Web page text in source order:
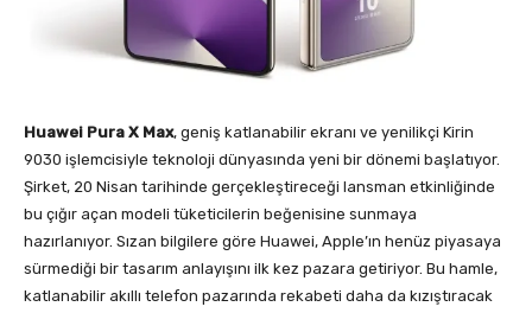
Huawei Pura X Max, geniş katlanabilir ekranı ve yenilikçi Kirin
9030 işlemcisiyle teknoloji dünyasında yeni bir dönemi başlatıyor.
Şirket, 20 Nisan tarihinde gerçekleştireceği lansman etkinliğinde
bu çığır açan modeli tüketicilerin beğenisine sunmaya
hazırlanıyor. Sızan bilgilere göre Huawei, Apple’ın henüz piyasaya
sürmediği bir tasarım anlayışını ilk kez pazara getiriyor. Bu hamle,
katlanabilir akıllı telefon pazarında rekabeti daha da kızıştıracak